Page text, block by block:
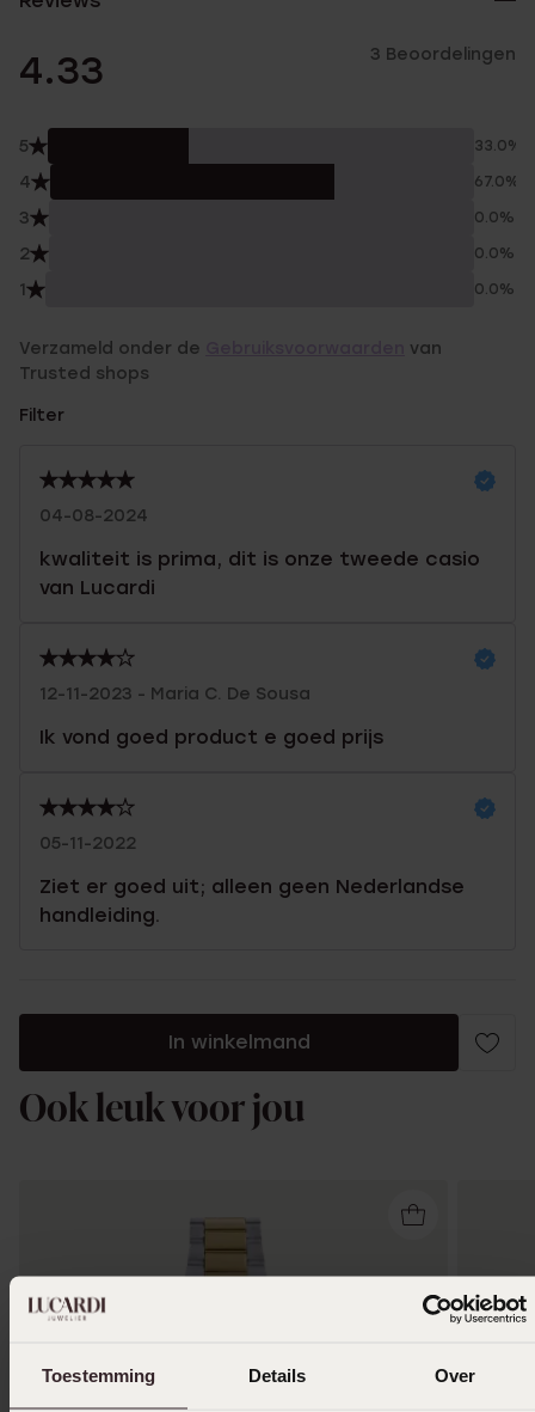
Toestemming Details Over
4.33 3 Beoordelingen
5 33.0%
4 67.0%
3 0.0%
2 0.0%
1 0.0%
Verzameld onder de
van
Trusted shops
Filter
04-08-2024
kwaliteit is prima, dit is onze tweede casio
van Lucardi
12-11-2023 - Maria C. De Sousa
Ik vond goed product e goed prijs
05-11-2022
Ziet er goed uit; alleen geen Nederlandse
handleiding.
In winkelmand
Ook leuk voor jou